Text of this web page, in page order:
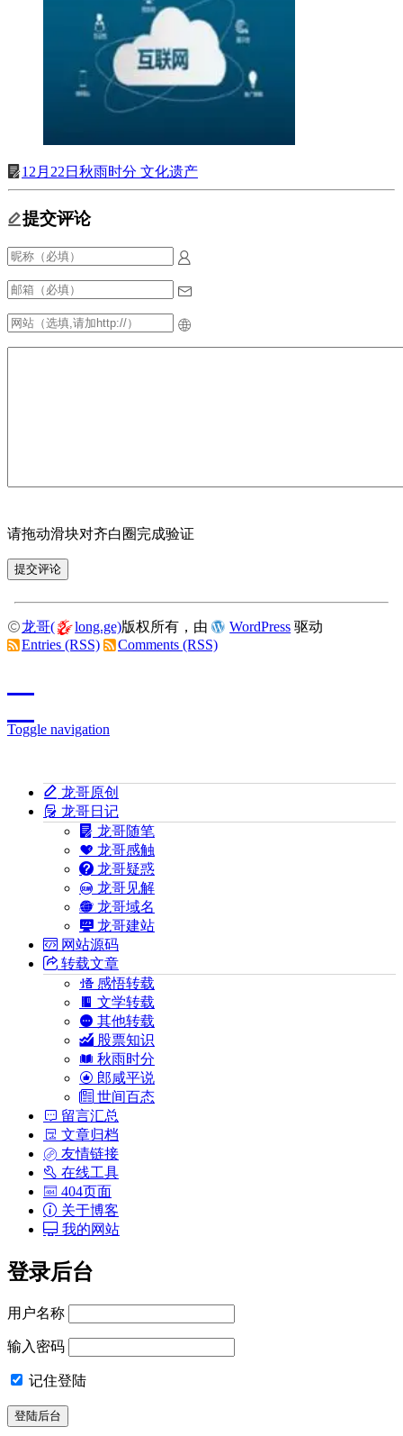
提交评论
请拖动滑块对齐白圈完成验证
12月22日秋雨时分 文化遗产
龙哥( long.ge)版权所有，由 WordPress 驱动
Entries (RSS)
Comments (RSS)
Toggle navigation
龙哥原创
龙哥日记
龙哥随笔
龙哥感触
龙哥疑惑
龙哥见解
龙哥域名
龙哥建站
网站源码
转载文章
感悟转载
文学转载
其他转载
股票知识
秋雨时分
郎咸平说
世间百态
留言汇总
文章归档
友情链接
在线工具
404页面
关于博客
我的网站
登录后台
用户名称
输入密码
记住登陆